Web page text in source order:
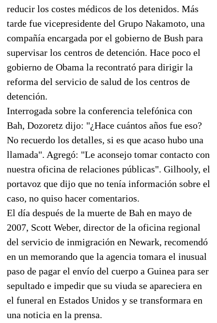
reducir los costes médicos de los detenidos. Más
tarde fue vicepresidente del Grupo Nakamoto, una
compañía encargada por el gobierno de Bush para
supervisar los centros de detención. Hace poco el
gobierno de Obama la recontrató para dirigir la
reforma del servicio de salud de los centros de
detención.
Interrogada sobre la conferencia telefónica con
Bah, Dozoretz dijo: "¿Hace cuántos años fue eso?
No recuerdo los detalles, si es que acaso hubo una
llamada". Agregó: "Le aconsejo tomar contacto con
nuestra oficina de relaciones públicas". Gilhooly, el
portavoz que dijo que no tenía información sobre el
caso, no quiso hacer comentarios.
El día después de la muerte de Bah en mayo de
2007, Scott Weber, director de la oficina regional
del servicio de inmigración en Newark, recomendó
en un memorando que la agencia tomara el inusual
paso de pagar el envío del cuerpo a Guinea para ser
sepultado e impedir que su viuda se apareciera en
el funeral en Estados Unidos y se transformara en
una noticia en la prensa.